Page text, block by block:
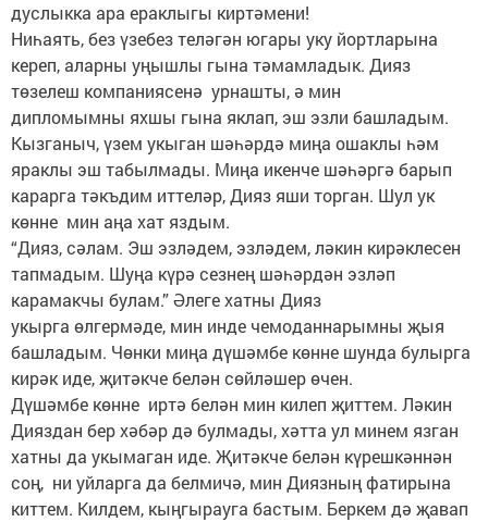
дуслыкка ара ераклыгы киртәмени!
Ниһаять, без үзебез теләгән югары уку йортларына
кереп, аларны уңышлы гына тәмамладык. Дияз
төзелеш компаниясенә урнашты, ә мин
дипломымны яхшы гына яклап, эш эзли башладым.
Кызганыч, үзем укыган шәһәрдә миңа ошаклы һәм
яраклы эш табылмады. Миңа икенче шәһәргә барып
карарга тәкъдим иттеләр, Дияз яши торган. Шул ук
көнне мин аңа хат яздым.
“Дияз, сәлам. Эш эзләдем, эзләдем, ләкин кирәклесен
тапмадым. Шуңа күрә сезнең шәһәрдән эзләп
карамакчы булам.” Әлеге хатны Дияз
укырга өлгермәде, мин инде чемоданнарымны җыя
башладым. Чөнки миңа дүшәмбе көнне шунда булырга
кирәк иде, җитәкче белән сөйләшер өчен.
Дүшәмбе көнне иртә белән мин килеп җиттем. Ләкин
Дияздан бер хәбәр дә булмады, хәтта ул минем язган
хатны да укымаган иде. Җитәкче белән күрешкәннән
соң, ни уйларга да белмичә, мин Диязның фатирына
киттем. Килдем, кыңгырауга бастым. Беркем дә җавап